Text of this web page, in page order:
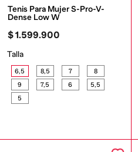
Tenis Para Mujer S-Pro-V-
Dense Low W
$1.599.900
Talla
6,5 8,5 7
8
9
7,5 6
5,5
5